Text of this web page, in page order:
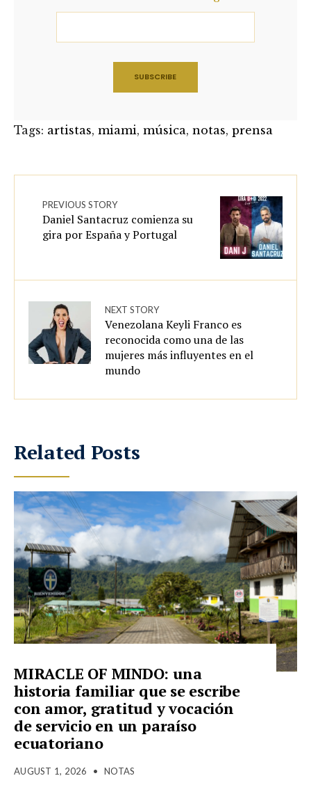
Tags: artistas, miami, música, notas, prensa
PREVIOUS STORY
Daniel Santacruz comienza su
gira por España y Portugal
NEXT STORY
Venezolana Keyli Franco es
reconocida como una de las
mujeres más influyentes en el
mundo
Related Posts
MIRACLE OF MINDO: una
historia familiar que se escribe
con amor, gratitud y vocación
de servicio en un paraíso
ecuatoriano
AUGUST 1, 2026 • NOTAS